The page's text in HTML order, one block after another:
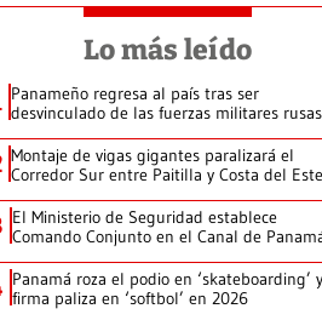
Lo más leído
Panameño regresa al país tras ser
desvinculado de las fuerzas militares rusas
Montaje de vigas gigantes paralizará el
Corredor Sur entre Paitilla y Costa del Este
El Ministerio de Seguridad establece
Comando Conjunto en el Canal de
Panamá roza el podio en ‘skateboarding’ y
firma paliza en ‘softbol’ en 2026